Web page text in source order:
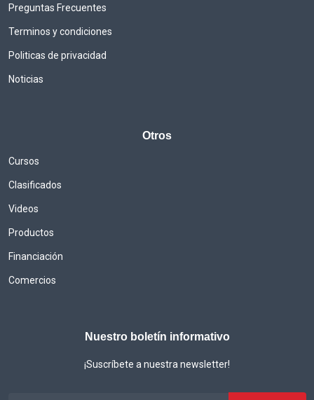
Preguntas Frecuentes
Terminos y condiciones
Politicas de privacidad
Noticias
Otros
Cursos
Clasificados
Videos
Productos
Financiación
Comercios
Nuestro boletín informativo
¡Suscríbete a nuestra newsletter!